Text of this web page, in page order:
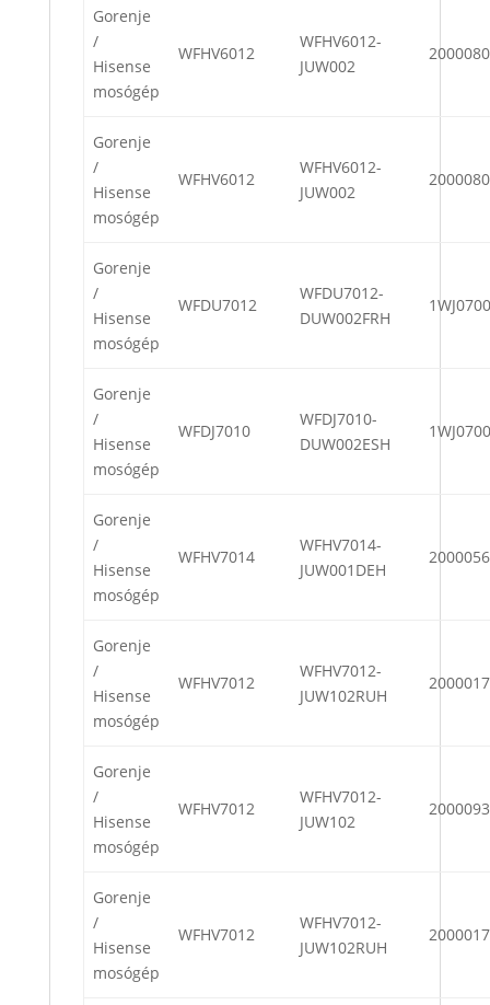
Gorenje
/
Hisense
mosógép
WFHV6012
WFHV6012-
JUW002
Gorenje
/
Hisense
mosógép
WFHV6012
WFHV6012-
JUW002
Gorenje
/
Hisense
mosógép
WFDU7012
WFDU7012-
DUW002FRH
Gorenje
/
Hisense
mosógép
WFDJ7010
WFDJ7010-
DUW002ESH
Gorenje
/
Hisense
mosógép
WFHV7014
WFHV7014-
JUW001DEH
Gorenje
/
Hisense
mosógép
WFHV7012
WFHV7012-
JUW102RUH
Gorenje
/
Hisense
mosógép
WFHV7012
WFHV7012-
JUW102
Gorenje
/
Hisense
mosógép
WFHV7012
WFHV7012-
JUW102RUH